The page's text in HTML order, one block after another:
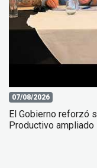
07/08/2026
El Gobierno reforzó
Productivo ampliado